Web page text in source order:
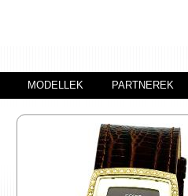
MODELLEK PARTNEREK